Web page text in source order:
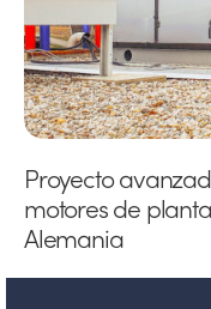
Proyecto
motores de
Alemania